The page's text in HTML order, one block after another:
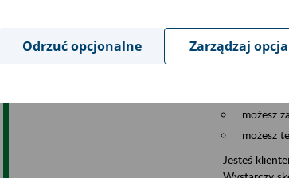
możesz
masz
Jeśli jesteś
masz
do
możesz
możesz
Jesteś
Odrzuć opcjonalne Zarządzaj